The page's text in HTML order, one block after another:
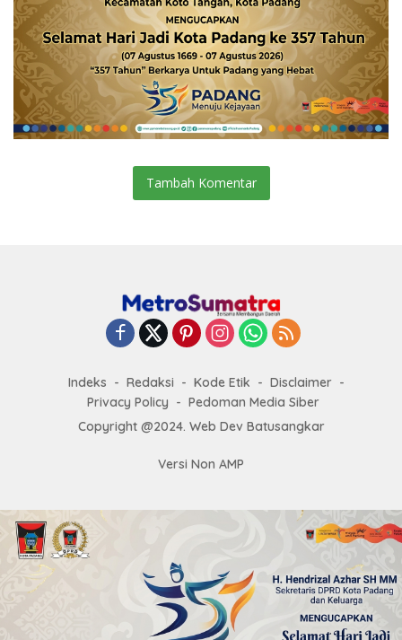
Tambah Komentar
Indeks Redaksi Kode Etik
Disclaimer
Privacy Policy
Pedoman Media Siber
Copyright @2024. Web Dev Batusangkar
Versi Non AMP